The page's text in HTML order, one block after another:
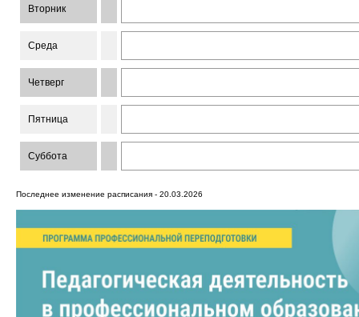
Вторник
Среда
Четверг
Пятница
Суббота
Последнее изменение расписания - 20.03.2026